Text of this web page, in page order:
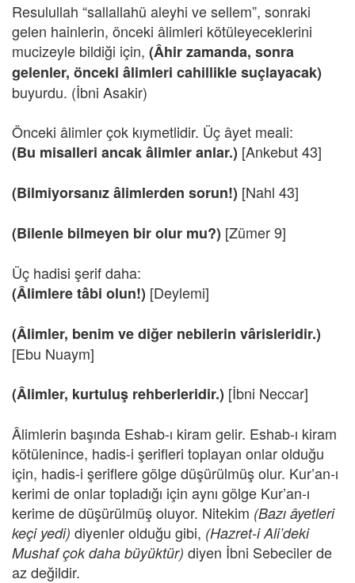
Resulullah “sallallahü aleyhi ve sellem”, sonraki
gelen hainlerin, önceki âlimleri kötüleyeceklerini
mucizeyle bildiği için, (Âhir zamanda, sonra
gelenler, önceki âlimleri cahillikle suçlayacak)
buyurdu. (İbni Asakir)
Önceki âlimler çok kıymetlidir. Üç âyet meali:
(Bu misalleri ancak âlimler anlar.) [Ankebut 43]
(Bilmiyorsanız âlimlerden sorun!) [Nahl 43]
(Bilenle bilmeyen bir olur mu?) [Zümer 9]
Üç hadisi şerif daha:
(Âlimlere tâbi olun!) [Deylemi]
(Âlimler, benim ve diğer nebilerin vârisleridir.)
[Ebu Nuaym]
(Âlimler, kurtuluş rehberleridir.) [İbni Neccar]
Âlimlerin başında Eshab-ı kiram gelir. Eshab-ı kiram
kötülenince, hadis-i şerifleri toplayan onlar olduğu
için, hadis-i şeriflere gölge düşürülmüş olur. Kur’an-ı
kerimi de onlar topladığı için aynı gölge Kur’an-ı
kerime de düşürülmüş oluyor. Nitekim (Bazı âyetleri
keçi yedi) diyenler olduğu gibi, (Hazret-i Ali’deki
Mushaf çok daha büyüktür) diyen İbni Sebeciler de
az değildir.